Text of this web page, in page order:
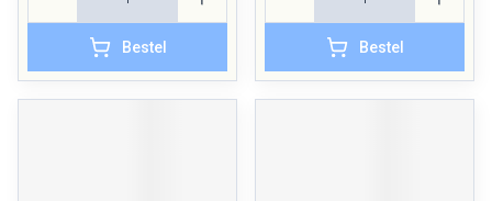
Bestel Bestel